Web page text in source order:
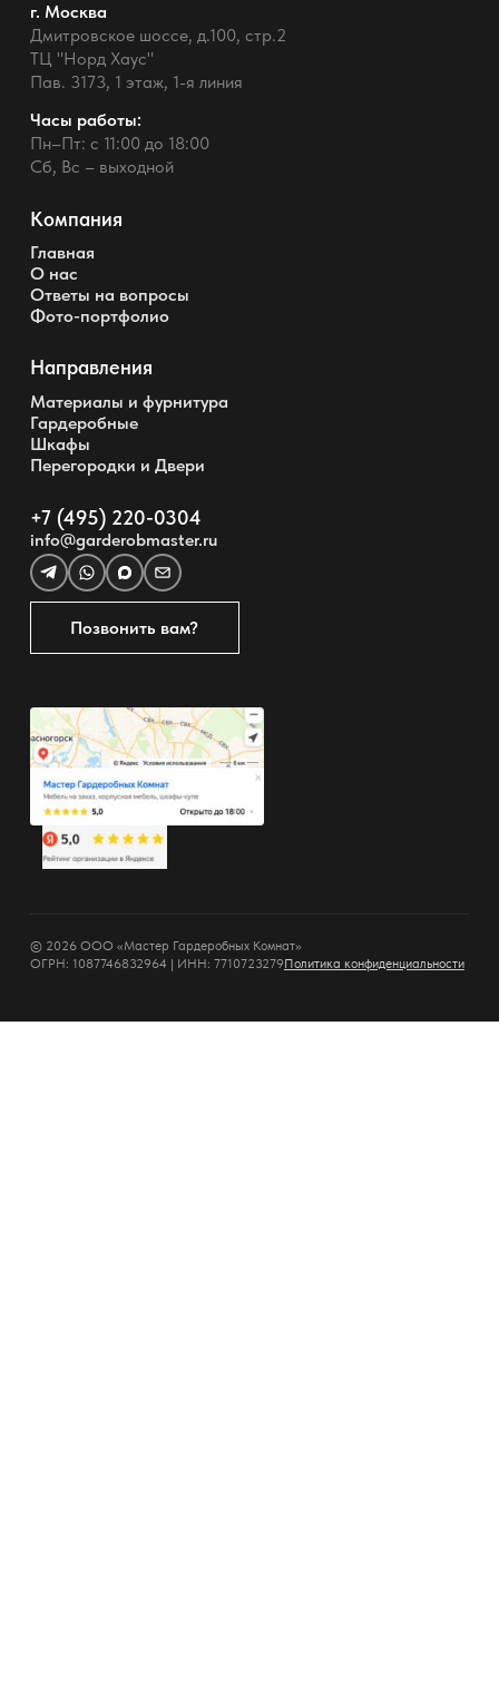
г. Москва
Дмитровское шоссе, д.100, стр.2
ТЦ "Норд Хаус"
Пав. 3173, 1 этаж, 1-я линия
Часы работы:
Пн–Пт: с 11:00 до 18:00
Сб, Вс – выходной
Компания
Главная
О нас
Ответы на вопросы
Фото-портфолио
Направления
Материалы и фурнитура
Гардеробные
Шкафы
Перегородки и Двери
+7 (495) 220-0304
info@garderobmaster.ru
Позвонить вам?
© 2026 ООО «Мастер Гардеробных Комнат»
ОГРН: 1087746832964 | ИНН: 7710723279Политика конфиденциальности